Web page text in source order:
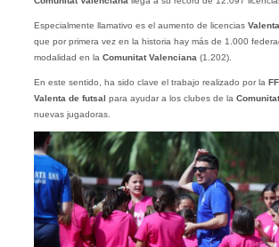
Especialmente llamativo es el aumento de licencias Valenta
que por primera vez en la historia hay más de 1.000
modalidad en la Comunitat Valenciana (1.202).
En este sentido, ha sido clave el trabajo realizado por la
Valenta de futsal para ayudar a los clubes de la Comunitat
nuevas jugadoras.